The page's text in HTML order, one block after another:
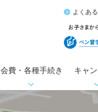
よくあ
会費・各種手続き キャ